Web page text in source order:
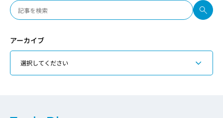
アーカイブ